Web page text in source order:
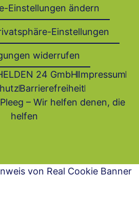
Einstellungen ändern
Einstellungen
widerrufen
24 GmbHImpressum
Barrierefrei­heit
– Wir helfen denen, die
helfen
von Real Cookie Banner